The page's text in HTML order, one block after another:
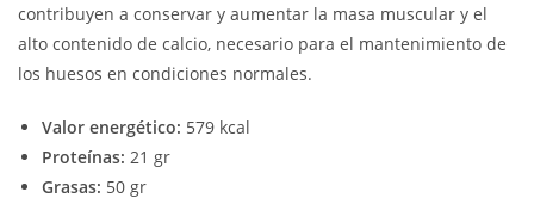
contribuyen a conservar y aumentar la masa muscular y el
alto contenido de calcio, necesario para el mantenimiento de
los huesos en condiciones normales.
Valor energético: 579 kcal
Proteínas: 21 gr
Grasas: 50 gr